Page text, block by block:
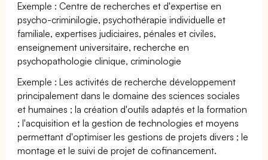
Exemple : Centre de recherches et d'expertise en
psycho-criminilogie, psychothérapie individuelle et
familiale, expertises judiciaires, pénales et civiles,
enseignement universitaire, recherche en
psychopathologie clinique, criminologie
Exemple : Les activités de recherche développement
principalement dans le domaine des sciences sociales
et humaines ; la création d'outils adaptés et la formation
; l'acquisition et la gestion de technologies et moyens
permettant d'optimiser les gestions de projets divers ; le
montage et le suivi de projet de cofinancement.